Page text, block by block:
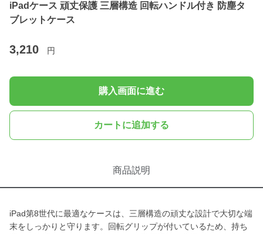
iPadケース 頑丈保護 三層構造 回転ハンドル付き 防塵タ
ブレットケース
3,210 円
購入画面に進む
カートに追加する
商品説明
iPad第8世代に最適なケースは、三層構造の頑丈な設計で大切な端
末をしっかりと守ります。回転グリップが付いているため、持ち